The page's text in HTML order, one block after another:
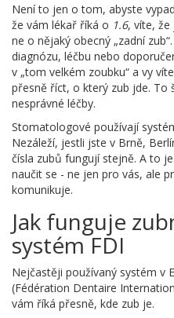
Není to jen o tom, abyste
že vám lékař říká o 1.6, víte, že
ne o nějaký obecný „zadní
diagnózu, léčbu nebo
v „tom velkém zoubku“ a vy
přesně říct, o který zub jde. To
nesprávné léčby.
Stomatologové používají
Nezáleží, jestli jste v Brně,
čísla zubů fungují stejně. A to
naučit se - ne jen pro vás, ale
komunikuje.
Jak funguje
systém FDI
Nejčastěji používaný systém v
(Fédération Dentaire
vám říká přesně, kde zub je.